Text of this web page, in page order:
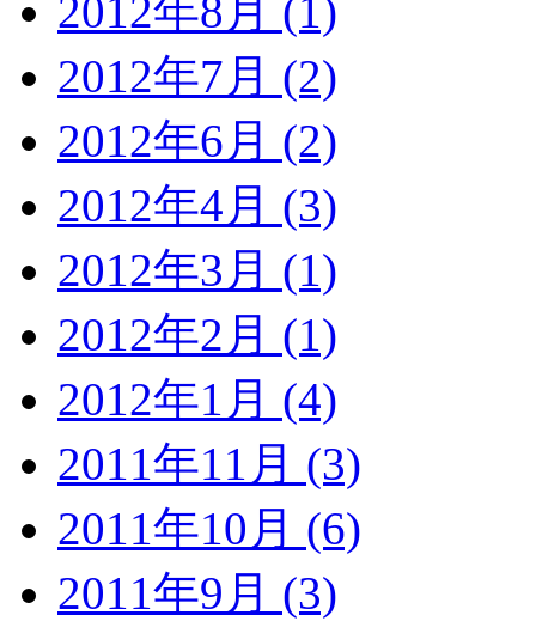
2012年8月 (1)
2012年7月 (2)
2012年6月 (2)
2012年4月 (3)
2012年3月 (1)
2012年2月 (1)
2012年1月 (4)
2011年11月 (3)
2011年10月 (6)
2011年9月 (3)